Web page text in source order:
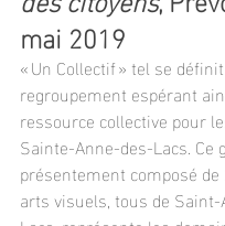
mai 2019
« Un Collectif » tel se
regroupement espérant
ressource collective pour
Sainte-Anne-des-Lacs. Ce
présentement composé
arts visuels, tous de